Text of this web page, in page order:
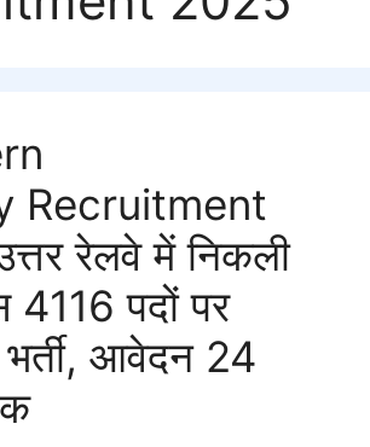
Recruitment
रेलवे में निकली
4116 पदों पर
आवेदन 24